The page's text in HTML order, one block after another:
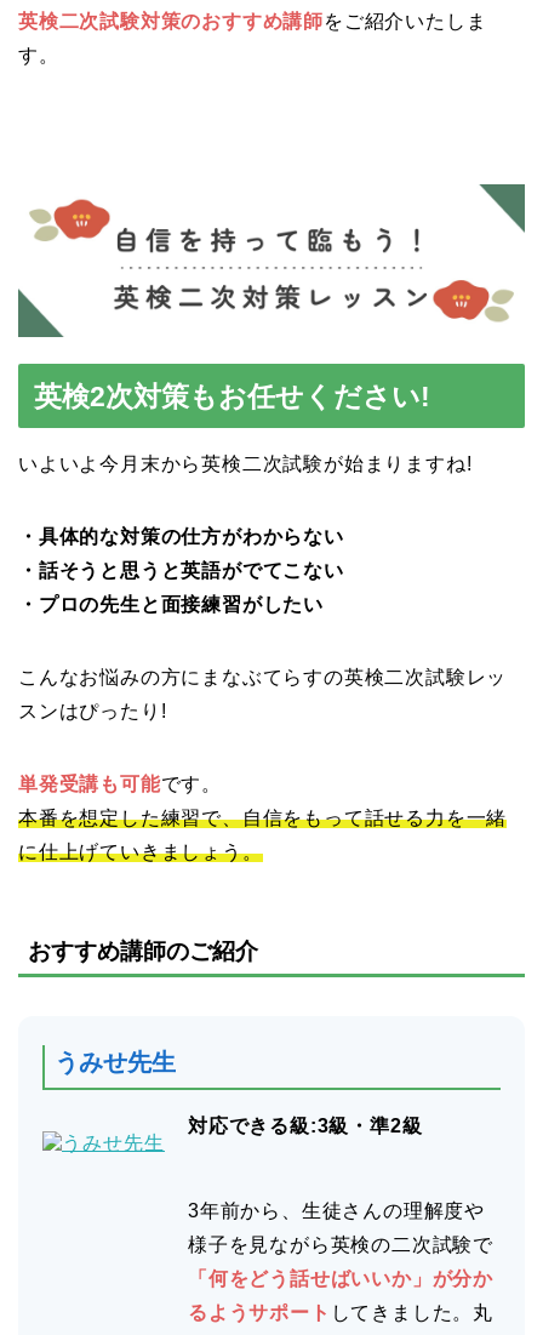
英検二次試験対策のおすすめ講師をご紹介いたしま
す。
英検2次対策もお任せください!
いよいよ今月末から英検二次試験が始まりますね!
・具体的な対策の仕方がわからない
・話そうと思うと英語がでてこない
・プロの先生と面接練習がしたい
こんなお悩みの方にまなぶてらすの英検二次試験レッ
スンはぴったり!
単発受講も可能です。
本番を想定した練習で、自信をもって話せる力を一緒
に仕上げていきましょう。
おすすめ講師のご紹介
うみせ先生
対応できる級:3級・準2級
3年前から、生徒さんの理解度や
様子を見ながら英検の二次試験で
「何をどう話せばいいか」が分か
るようサポート してきました。丸